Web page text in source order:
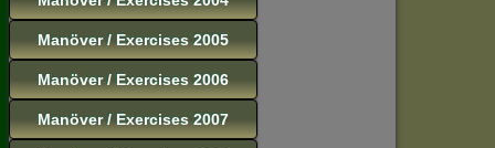
Manöver / Exercises 2005
Manöver / Exercises 2006
Manöver / Exercises 2007